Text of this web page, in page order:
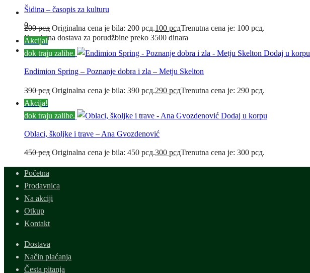
0
Besplatna dostava za porudžbine preko 3500 dinara
Šidina – časopis za kulturu
200рсд Originalna cena je bila: 200 рсд.100 рсдTrenutna cena je: 100 рсд.
Akcija!
dok traju zalihe.
Dodaj u korpu
Endimion Spring – Poznanje dobra i zla – Metju Skelton
390рсд Originalna cena je bila: 390 рсд.290 рсдTrenutna cena je: 290 рсд.
Akcija!
dok traju zalihe.
Dodaj u korpu
Oblaci, školjke i trave – Ana Gvozdenović
450рсд Originalna cena je bila: 450 рсд.300 рсдTrenutna cena je: 300 рсд.
Početna
Prodavnica
Na akciji
Otkup
Kontakt
Dostava
Način plaćanja
Česta pitanja